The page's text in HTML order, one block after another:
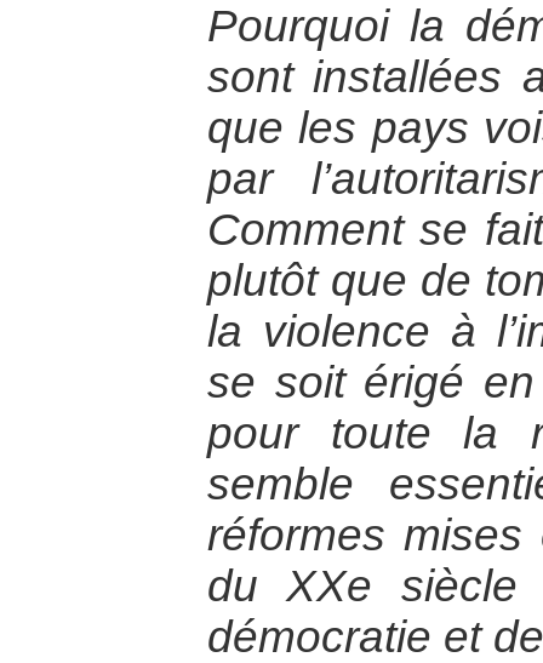
Pourquoi la
sont installées
que les pays
par
Comment se
plutôt que de
la violence à
se soit érigé
pour toute la
semble
réformes
du XXe
démocratie et